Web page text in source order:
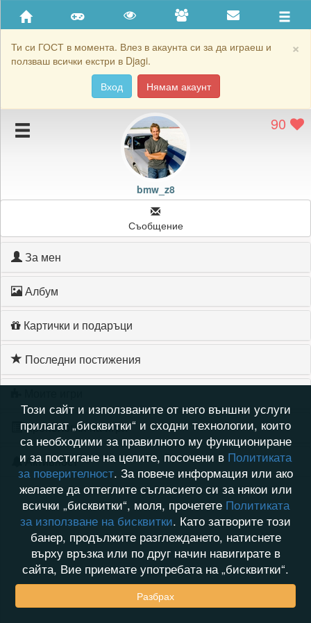
×
Ти си ГОСТ в момента. Влез в акаунта си за да играеш и
ползваш всички екстри в Djagi.
Вход
Нямам акаунт
Приятели
Хронология на игри
Подаръците на bmw_z8
Картичките на bmw_z8
90
bmw_z8
Съобщение
За мен
Албум
Картички и подаръци
Последни постижения
Хронология на игри
Активност
Този сайт и използваните от него външни услуги
прилагат „бисквитки“ и сходни технологии, които
са необходими за правилното му функциониране
и за постигане на целите, посочени в Политиката
за поверителност. За повече информация или ако
желаете да оттеглите съгласието си за някои или
всички „бисквитки“, моля, прочетете Политиката
за използване на бисквитки. Като затворите този
банер, продължите разглеждането, натиснете
върху връзка или по друг начин навигирате в
сайта, Вие приемате употребата на „бисквитки“.
Разбрах